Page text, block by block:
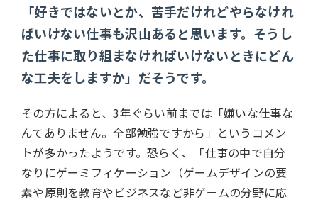
「好きではないとか、苦手だけれどやらなけれ
ばいけない仕事も沢山あると思います。そうし
た仕事に取り組まなければいけないときにどん
な工夫をしますか」だそうです。
その方によると、3年ぐらい前までは「嫌いな仕事な
んてありません。全部勉強ですから」というコメン
トが多かったようです。恐らく、「仕事の中で自分
なりにゲーミフィケーション（ゲームデザインの要
素や原則を教育やビジネスなど非ゲームの分野に応